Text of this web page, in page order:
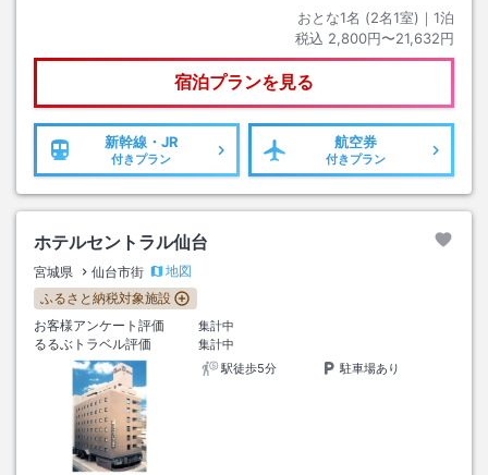
おとな1名 (2名1室)｜ 1泊
税込 2,800円〜21,632円
宿泊プランを見る
新幹線・JR
付きプラン
航空券
付きプラン
ホテルセントラル仙台
宮城県 仙台市街
地図
ふるさと納税対象施設
お客様アンケート評価
集計中
るるぶトラベル評価
集計中
駅徒歩5分
駐車場あり